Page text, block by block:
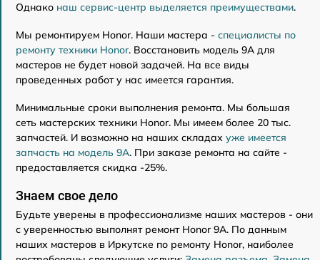
Однако наш сервис-центр выделяется преимуществами.
Мы ремонтируем Honor. Наши мастера - специалисты по
ремонту техники Honor. Восстановить модель 9A для
мастеров не будет новой задачей. На все виды
проведенных работ у нас имеется гарантия.
Минимальные сроки выполнения ремонта. Мы большая
сеть мастерских техники Honor. Мы имеем более 20 тыс.
запчастей. И возможно на наших складах уже имеется
запчасть на модель 9A. При заказе ремонта на сайте -
предоставляется скидка -25%.
Знаем свое дело
Будьте уверены в профессионализме наших мастеров - они
с уверенностью выполнят ремонт Honor 9A. По данным
наших мастеров в Иркутске по ремонту Honor, наиболее